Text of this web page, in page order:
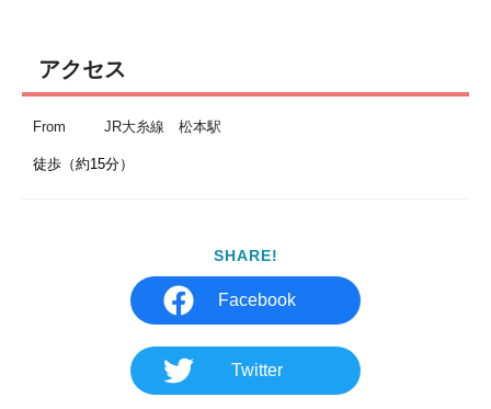
アクセス
From JR大糸線 松本駅
徒歩（約15分）
SHARE!
Facebook
Twitter